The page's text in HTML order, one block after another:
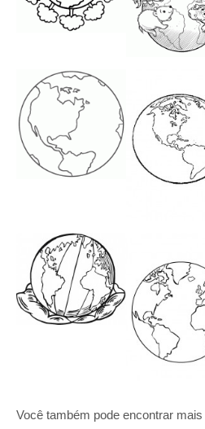
Você também pode encontrar mais